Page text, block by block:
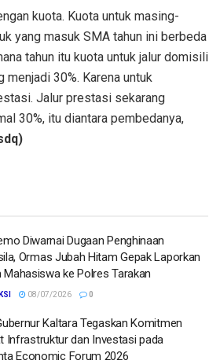
kuota. Kuota untuk masing-
yang masuk SMA tahun ini berbeda
tahun itu kuota untuk jalur domisili
menjadi 30%. Karena untuk
Jalur prestasi sekarang
30%, itu diantara pembedanya,
Diwarnai Dugaan Penghinaan
Ormas Jubah Hitam Gepak Laporkan
Mahasiswa ke Polres Tarakan
08/07/2026 0
Kaltara Tegaskan Komitmen
Infrastruktur dan Investasi pada
Economic Forum 2026